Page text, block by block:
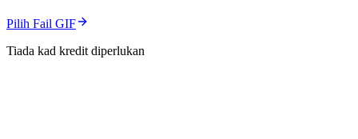
Pilih Fail GIF
Tiada kad kredit diperlukan